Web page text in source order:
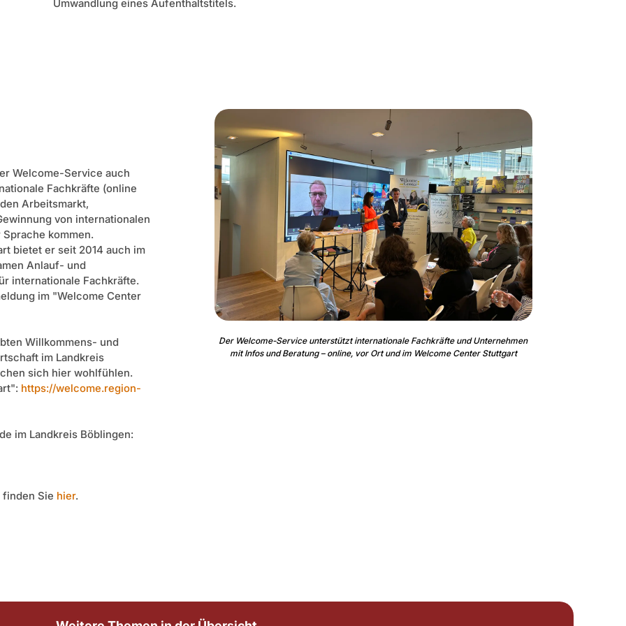
Umwandlung eines Aufenthaltstitels.
Welcome-Service auch
Fachkräfte (online
Arbeitsmarkt,
von internationalen
kommen.
bietet er seit 2014 auch im
Anlauf- und
internationale Fachkräfte.
im "Welcome Center
Willkommens- und
im Landkreis
sich hier wohlfühlen.
https://welcome.region-
im Landkreis Böblingen:
Sie hier.
Der Welcome-Service unterstützt internationale Fachkräfte und Unternehmen
mit Infos und Beratung – online, vor Ort und im Welcome Center Stuttgart